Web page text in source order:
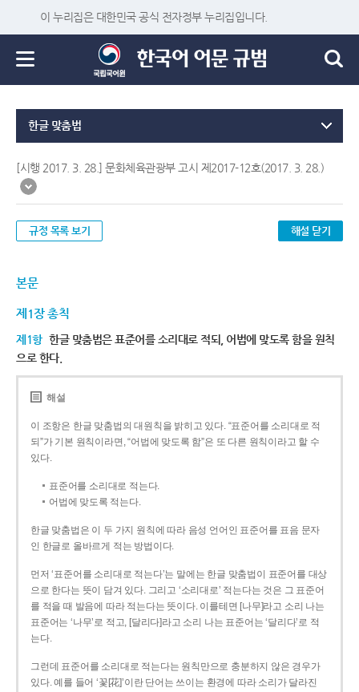
이 누리집은 대한민국 공식 전자정부 누리집입니다.
한글 맞춤법
[시행 2017. 3. 28.] 문화체육관광부 고시 제2017-12호(2017. 3. 28.)
규정 목록 보기 해설 닫기
본문
제1장 총칙
제1항 한글 맞춤법은 표준어를 소리대로 적되, 어법에 맞도록 함을 원칙
으로 한다.
해설
이 조항은 한글 맞춤법의 대원칙을 밝히고 있다. “표준어를 소리대로 적
되”가 기본 원칙이라면, “어법에 맞도록 함”은 또 다른 원칙이라고 할 수
있다.
표준어를 소리대로 적는다.
어법에 맞도록 적는다.
한글 맞춤법은 이 두 가지 원칙에 따라 음성 언어인 표준어를 표음 문자
인 한글로 올바르게 적는 방법이다.
먼저 ‘표준어를 소리대로 적는다’는 말에는 한글 맞춤법이 표준어를 대상
으로 한다는 뜻이 담겨 있다. 그리고 ‘소리대로’ 적는다는 것은 그 표준어
를 적을 때 발음에 따라 적는다는 뜻이다. 이를테면 [나무]라고 소리 나는
표준어는 ‘나무’로 적고, [달리다]라고 소리 나는 표준어는 ‘달리다’로 적
는다.
그런데 표준어를 소리대로 적는다는 원칙만으로 충분하지 않은 경우가
있다. 예를 들어 ‘꽃[花]’이란 단어는 쓰이는 환경에 따라 소리가 달라진